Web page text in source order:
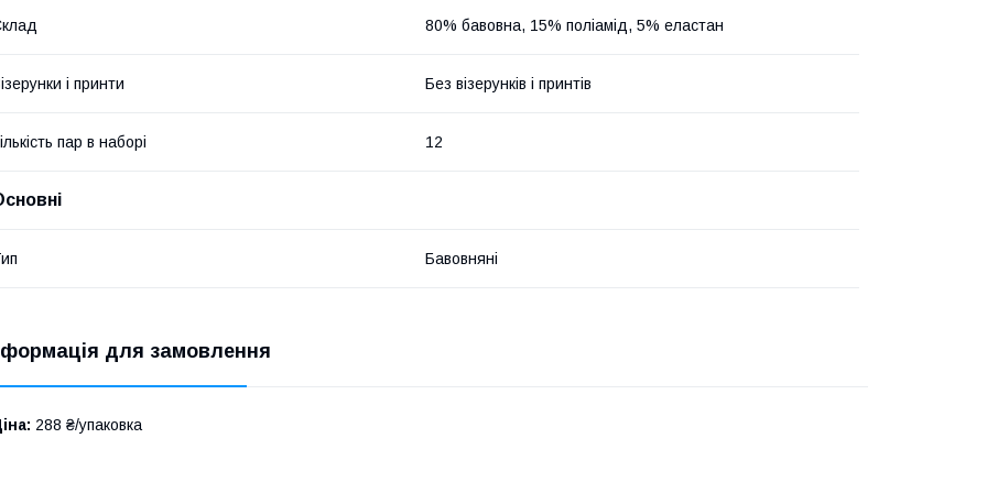
80% бавовна, 15% поліамід, 5% еластан
і принти Без візерунків і принтів
пар в наборі 12
Бавовняні
для замовлення
288 ₴/упаковка